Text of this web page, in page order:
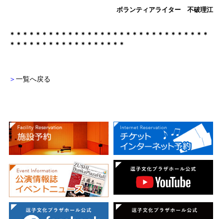
ボランティアライター 不破理江
＊＊＊＊＊＊＊＊＊＊＊＊＊＊＊＊＊＊＊＊＊＊＊＊＊＊＊＊＊＊＊
＊＊＊＊＊＊＊＊＊＊＊＊＊＊＊＊＊＊
＞一覧へ戻る